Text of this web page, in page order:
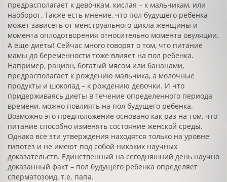
предрасполагает к девочкам, кислая – к мальчикам, или
наоборот. Также есть мнение, что пол будущего ребенка
может зависеть от менструального цикла женщины и
момента оплодотворения относительно момента овуляции.
А еще диеты! Сейчас много говорят о том, что питание
мамы до беременности тоже влияет на пол ребенка.
Например, рацион, богатый мясом или бананами,
предрасполагает к рождению мальчика, а молочные
продукты и шоколад – к рождению девочки. И что
придерживаясь диеты в течение определенного периода
времени, можно повлиять на пол будущего ребенка.
Возможно это предположение основано как раз на том, что
питание способно изменять состояние женской среды.
Однако все эти утверждения находятся только на уровне
гипотез и не имеют под собой никаких научных
доказательств. Единственный на сегодняшний день научно
доказанный факт – пол будущего ребенка определяет
сперматозоид, т.е. папа.